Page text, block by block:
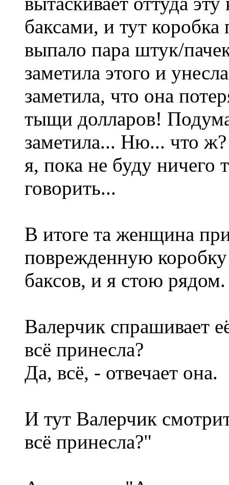
баксами, и тут коробка
выпало пара штук/
заметила этого и
заметила, что она
тыщи долларов!
заметила... Ню... что
я, пока не буду ничего
говорить...
В итоге та женщина
поврежденную
баксов, и я стою рядом.
Валерчик спрашивает
всё принесла?
Да, всё, - отвечает она.
И тут Валерчик
всё принесла?"